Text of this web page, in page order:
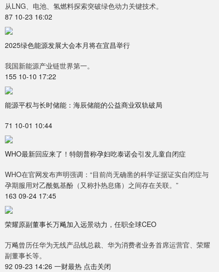
从LNG、电池、氢燃料探索突破绿色动力关键技术。
87 10-23 16:02
2025绿色能源发展大会本月将在宜昌举行
我国新能源产业链世界第一。
155 10-10 17:22
能源平权与长时储能：海辰储能的公益商业双轨破局
71 10-01 10:44
WHO最新回应来了！特朗普称孕妇吃泰诺会引发儿童自闭症
WHO在官网发布声明强调：“目前尚无确凿的科学证据证实自闭症与
孕期服用对乙酰氨基酚（又称扑热息痛）之间存在关联。”
163 09-24 17:45
荣耀原副董事长万飚加入远景动力，任职全球CEO
万飚曾历任华为无线产品线总裁、华为消费者业务首席运营官、荣耀
副董事长等。
92 09-23 14:26 一财最热 点击关闭